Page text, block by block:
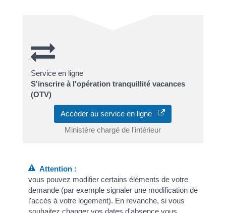
Service en ligne
S'inscrire à l'opération tranquillité vacances
(OTV)
Accéder au service en ligne
Ministère chargé de l'intérieur
Attention :
vous pouvez modifier certains éléments de votre
demande (par exemple signaler une modification de
l'accès à votre logement). En revanche, si vous
souhaitez changer vos dates d'absence vous